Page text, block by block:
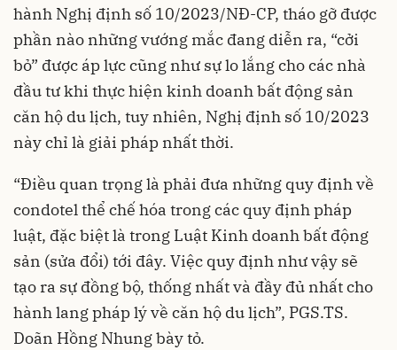
hành Nghị định số 10/2023/NĐ-CP, tháo gỡ được
phần nào những vướng mắc đang diễn ra, “cởi
bỏ” được áp lực cũng như sự lo lắng cho các nhà
đầu tư khi thực hiện kinh doanh bất động sản
căn hộ du lịch, tuy nhiên, Nghị định số 10/2023
này chỉ là giải pháp nhất thời.
“Điều quan trọng là phải đưa những quy định về
condotel thể chế hóa trong các quy định pháp
luật, đặc biệt là trong Luật Kinh doanh bất động
sản (sửa đổi) tới đây. Việc quy định như vậy sẽ
tạo ra sự đồng bộ, thống nhất và đầy đủ nhất cho
hành lang pháp lý về căn hộ du lịch”, PGS.TS.
Doãn Hồng Nhung bày tỏ.